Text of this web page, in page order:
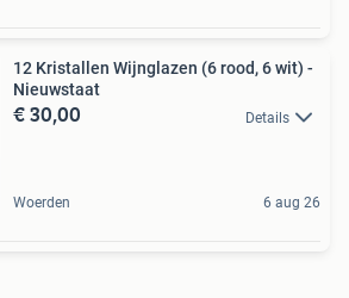
12 Kristallen Wijnglazen (6 rood, 6 wit) -
Nieuwstaat
€ 30,00 Details
Woerden 6 aug 26